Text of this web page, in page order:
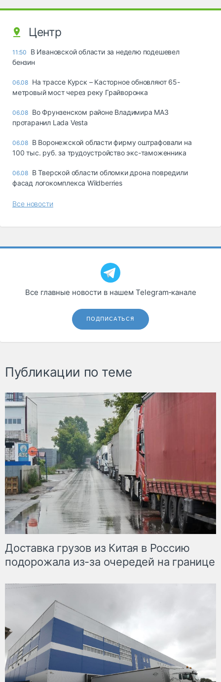
Центр
11:50
В Ивановской области за неделю подешевел
бензин
06.08 На трассе Курск – Касторное обновляют 65-
метровый мост через реку Грайворонка
06.08 Во Фрунзенском районе Владимира МАЗ
протаранил Lada Vesta
06.08 В Воронежской области фирму оштрафовали на
100 тыс. руб. за трудоустройство экс-таможенника
06.08 В Тверской области обломки дрона повредили
фасад логокомплекса Wildberries
Все новости
Все главные новости в нашем Telegram‑канале
ПОДПИСАТЬСЯ
Публикации по теме
Доставка грузов из Китая в Россию
подорожала из-за очередей на границе